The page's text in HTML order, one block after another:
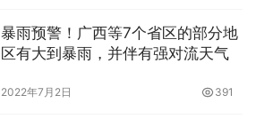
暴雨预警！广西等7个省区的部分地
区有大到暴雨，并伴有强对流天气
2022年7月2日 391